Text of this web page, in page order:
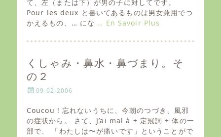
d
o
n
て、左（または下）が男の子に対してです。
Pour les deux と書いてあるものは男女兼用でつ
かえるもの、… にな … En Savoir Plus
くしゃみ・鼻水・鼻づまり。そ
の２
P
s
e
d
09-02-2006
Coucou ! 忘れないうちに、今朝のつづき、風邪
の症状から。 さて、J’ai mal à + 定冠詞 + 体の一
部で、 「わたしは〜が痛いです」ということがで